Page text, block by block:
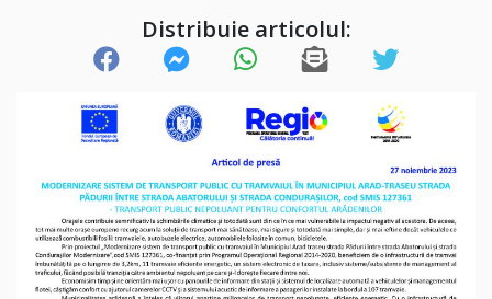
Distribuie articolul: